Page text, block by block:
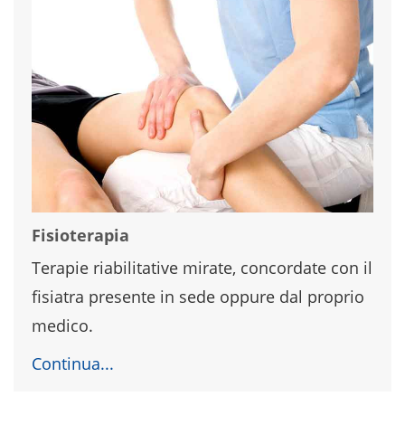
Fisioterapia
Terapie riabilitative mirate, concordate con il
fisiatra presente in sede oppure dal proprio
medico.
Continua...